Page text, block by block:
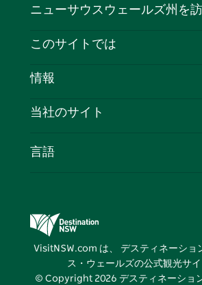
ェ
ス
ッ
イ
タ
ー
ン
ニューサウスウェールズ州を
お問い合わせ
クッキーに関する通知
このサイトでは
目的地
イベント
情報
旅行情報
NSWでのビジネス
当社のサイト
デスティネーション・ニュー・サ
ズメディアセンター
ビビッド・シドニー
言語
VisitNSW.com は、 デスティネーショ
ス・ウェールズの公式観光サイ
© Copyright 2026 デスティネーショ